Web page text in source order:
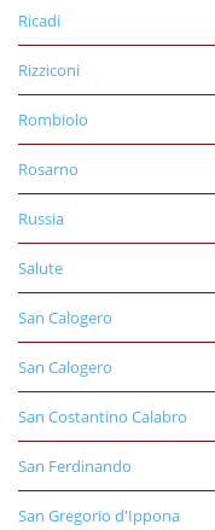
Ricadi
Rizziconi
Rombiolo
Rosarno
Russia
Salute
San Calogero
San Calogero
San Costantino Calabro
San Ferdinando
San Gregorio d'Ippona